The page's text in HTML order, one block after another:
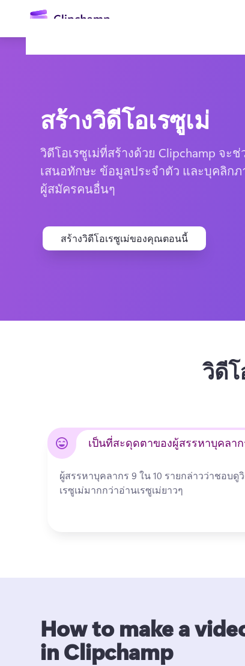
สร้างวิดีโอเรซูเม่
วิดีโอเรซูเม่ที่สร้างด้วย Clipchamp จ
เสนอทักษะ ข้อมูลประจำตัว และบุคลิก
ผู้สมัครคนอื่นๆ
สร้างวิดีโอเรซูเม่ของคุณตอนนี้
วิดี
เป็นที่สะดุดตาของผู้สรรหาบุคลา
ผู้สรรหาบุคลากร 9 ใน 10 รายกล่าวว่าชอบดู
เรซูเม่มากกว่าอ่านเรซูเม่ยาวๆ
How to make a
in Clipchamp